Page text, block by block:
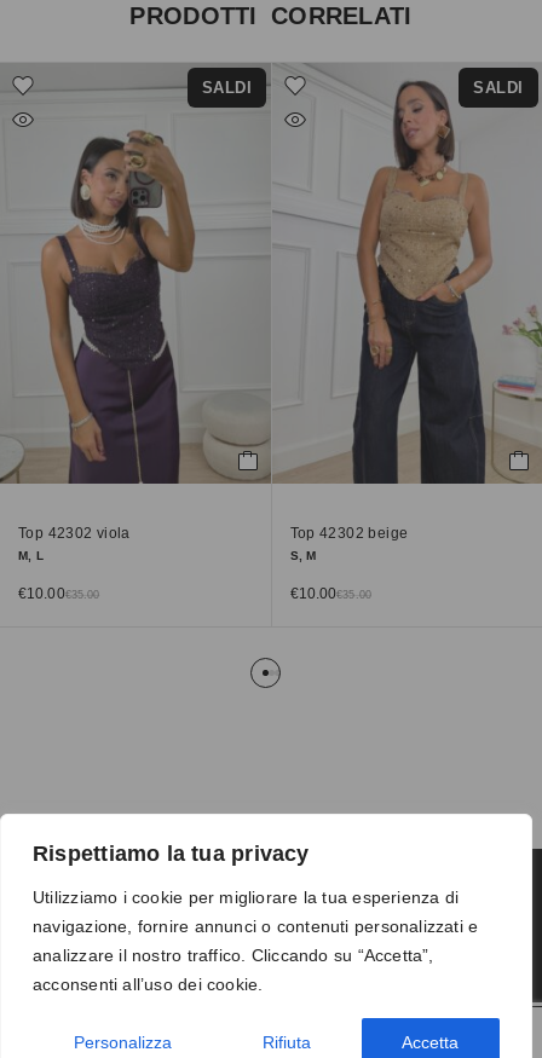
Rispettiamo la tua privacy
Utilizziamo i cookie per migliorare la tua esperienza di
navigazione, fornire annunci o contenuti personalizzati e
analizzare il nostro traffico. Cliccando su “Accetta”,
acconsenti all’uso dei cookie.
Personalizza Rifiuta Accetta
AGGIUNGI AL CARRELLO
PRODOTTI CORRELATI
SALDI
Top 42302 viola
M, L
€35.00
€10.00
SALDI
Top 42302 beige
S, M
€35.00
€10.00
Termini e condizioni-Privacy-Reso